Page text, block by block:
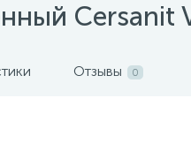
Cersanit
Отзывы 0